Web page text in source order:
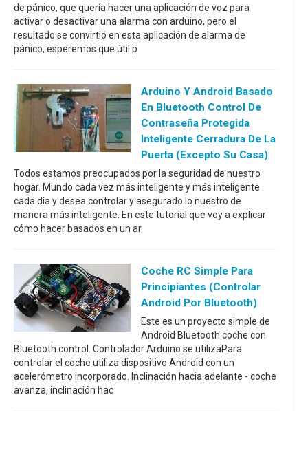
de pánico, que quería hacer una aplicación de voz para
activar o desactivar una alarma con arduino, pero el
resultado se convirtió en esta aplicación de alarma de
pánico, esperemos que útil p
Arduino Y Android Basado
En Bluetooth Control De
Contraseña Protegida
Inteligente Cerradura De La
Puerta (excepto Su Casa)
Todos estamos preocupados por la seguridad de nuestro
hogar. Mundo cada vez más inteligente y más inteligente
cada día y desea controlar y asegurado lo nuestro de
manera más inteligente. En este tutorial que voy a explicar
cómo hacer basados en un ar
Coche RC Simple Para
Principiantes (controlar
Android Por Bluetooth)
Este es un proyecto simple de
Android Bluetooth coche con
Bluetooth control. Controlador Arduino se utilizaPara
controlar el coche utiliza dispositivo Android con un
acelerómetro incorporado. Inclinación hacia adelante - coche
avanza, inclinación hac